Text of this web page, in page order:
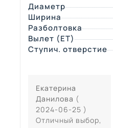
Диаметр
Ширина
Разболтовка
Вылет (ЕТ)
Ступич. отверстие
Екатерина
Данилова (
2024-06-25 )
Отличный выбор,